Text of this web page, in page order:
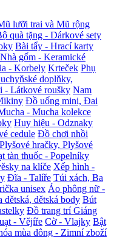
lưỡi trai và Mũ rộng
quà tặng - Dárkové sety
Bài tẩy - Hrací karty
Nhà gốm - Keramické
- Korbely Krteček Phụ
doplňky,
- Látkové roušky Nam
Đồ uống mini, Đai
- Mucha kolekce
Huy hiệu - Odznaky
cedule Đồ chơi nhồi
hračky, Plyšové
tàn thuốc - Popelníky
na klíče Xếp hình -
Đĩa - Talíře Túi xách, Ba
unisex Áo phông nữ -
dětská body Bút
Đồ trang trí Giáng
- Vějíře Cờ - Vlajky Bật
mùa đông - Zimní zboží